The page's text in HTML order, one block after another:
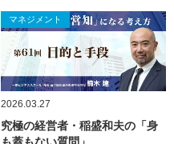
マネジメント
2026.03.27
究極の経営者・稲盛和夫の「身
も蓋もない質問」